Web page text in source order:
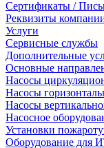
Сертификаты /
Реквизиты
Услуги
Сервисные службы
Дополнительные
Основные
Насосы
Насосы
Насосы
Насосное
Установки
Оборудование для